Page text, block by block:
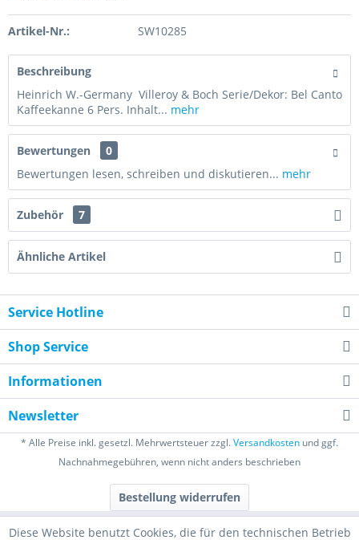
Artikel-Nr.: SW10285
Beschreibung
Heinrich W.-Germany Villeroy & Boch Serie/Dekor: Bel Canto
Kaffeekanne 6 Pers. Inhalt... mehr
Bewertungen
0
Bewertungen lesen, schreiben und diskutieren... mehr
Zubehör 7
Ähnliche Artikel
Service Hotline
Shop Service
Informationen
Newsletter
* Alle Preise inkl. gesetzl. Mehrwertsteuer zzgl.Versandkosten und ggf.
Nachnahmegebühren, wenn nicht anders beschrieben
Bestellung widerrufen
Diese Website benutzt Cookies, die für den technischen Betrieb